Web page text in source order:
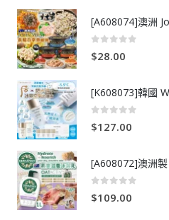
$28.00
$127.00
$109.00